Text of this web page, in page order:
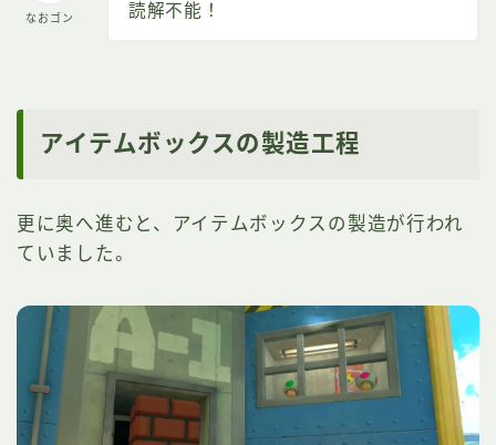
なおゴン 読解不能！
アイテムボックスの製造工程
更に奥へ進むと、アイテムボックスの製造が行われ
ていました。